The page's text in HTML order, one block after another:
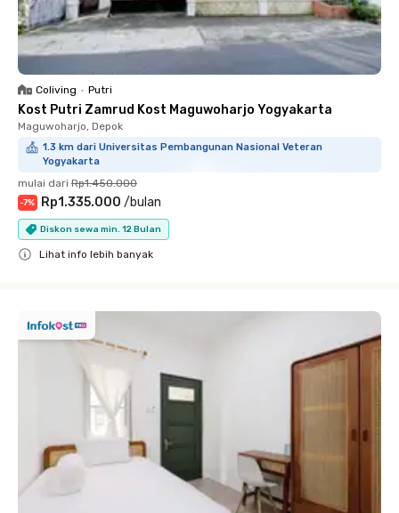
Coliving • Putri
Kost Putri Zamrud Kost Maguwoharjo Yogyakarta
Maguwoharjo, Depok
1.3 km dari Universitas Pembangunan Nasional Veteran
Yogyakarta
mulai dari Rp1.450.000
-7% Rp1.335.000 /bulan
Diskon sewa min. 12 Bulan
Lihat info lebih banyak